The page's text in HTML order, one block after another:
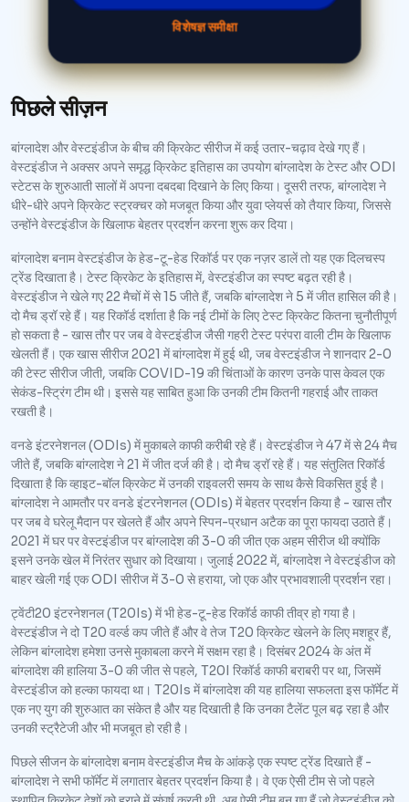
विशेषज्ञ समीक्षा
पिछले सीज़न
बांग्लादेश और वेस्टइंडीज के बीच की क्रिकेट सीरीज में कई उतार-चढ़ाव देखे गए हैं।
वेस्टइंडीज ने अक्सर अपने समृद्ध क्रिकेट इतिहास का उपयोग बांग्लादेश के टेस्ट और ODI
स्टेटस के शुरुआती सालों में अपना दबदबा दिखाने के लिए किया। दूसरी तरफ, बांग्लादेश ने
धीरे-धीरे अपने क्रिकेट स्ट्रक्चर को मजबूत किया और युवा प्लेयर्स को तैयार किया, जिससे
उन्होंने वेस्टइंडीज के खिलाफ बेहतर प्रदर्शन करना शुरू कर दिया।
बांग्लादेश बनाम वेस्टइंडीज के हेड-टू-हेड रिकॉर्ड पर एक नज़र डालें तो यह एक दिलचस्प
ट्रेंड दिखाता है। टेस्ट क्रिकेट के इतिहास में, वेस्टइंडीज का स्पष्ट बढ़त रही है।
वेस्टइंडीज ने खेले गए 22 मैचों में से 15 जीते हैं, जबकि बांग्लादेश ने 5 में जीत हासिल की है।
दो मैच ड्रॉ रहे हैं। यह रिकॉर्ड दर्शाता है कि नई टीमों के लिए टेस्ट क्रिकेट कितना चुनौतीपूर्ण
हो सकता है - खास तौर पर जब वे वेस्टइंडीज जैसी गहरी टेस्ट परंपरा वाली टीम के खिलाफ
खेलती हैं। एक खास सीरीज 2021 में बांग्लादेश में हुई थी, जब वेस्टइंडीज ने शानदार 2-0
की टेस्ट सीरीज जीती, जबकि COVID-19 की चिंताओं के कारण उनके पास केवल एक
सेकंड-स्ट्रिंग टीम थी। इससे यह साबित हुआ कि उनकी टीम कितनी गहराई और ताकत
रखती है।
वनडे इंटरनेशनल (ODIs) में मुकाबले काफी करीबी रहे हैं। वेस्टइंडीज ने 47 में से 24 मैच
जीते हैं, जबकि बांग्लादेश ने 21 में जीत दर्ज की है। दो मैच ड्रॉ रहे हैं। यह संतुलित रिकॉर्ड
दिखाता है कि व्हाइट-बॉल क्रिकेट में उनकी राइवलरी समय के साथ कैसे विकसित हुई है।
बांग्लादेश ने आमतौर पर वनडे इंटरनेशनल (ODIs) में बेहतर प्रदर्शन किया है - खास तौर
पर जब वे घरेलू मैदान पर खेलते हैं और अपने स्पिन-प्रधान अटैक का पूरा फायदा उठाते हैं।
2021 में घर पर वेस्टइंडीज पर बांग्लादेश की 3-0 की जीत एक अहम सीरीज थी क्योंकि
इसने उनके खेल में निरंतर सुधार को दिखाया। जुलाई 2022 में, बांग्लादेश ने वेस्टइंडीज को
बाहर खेली गई एक ODI सीरीज में 3-0 से हराया, जो एक और प्रभावशाली प्रदर्शन रहा।
ट्वेंटी20 इंटरनेशनल (T20Is) में भी हेड-टू-हेड रिकॉर्ड काफी तीव्र हो गया है।
वेस्टइंडीज ने दो T20 वर्ल्ड कप जीते हैं और वे तेज T20 क्रिकेट खेलने के लिए मशहूर हैं,
लेकिन बांग्लादेश हमेशा उनसे मुकाबला करने में सक्षम रहा है। दिसंबर 2024 के अंत में
बांग्लादेश की हालिया 3-0 की जीत से पहले, T20I रिकॉर्ड काफी बराबरी पर था, जिसमें
वेस्टइंडीज को हल्का फायदा था। T20Is में बांग्लादेश की यह हालिया सफलता इस फॉर्मेट में
एक नए युग की शुरुआत का संकेत है और यह दिखाती है कि उनका टैलेंट पूल बढ़ रहा है और
उनकी स्ट्रैटेजी और भी मजबूत हो रही है।
पिछले सीजन के बांग्लादेश बनाम वेस्टइंडीज मैच के आंकड़े एक स्पष्ट ट्रेंड दिखाते हैं -
बांग्लादेश ने सभी फॉर्मेट में लगातार बेहतर प्रदर्शन किया है। वे एक ऐसी टीम से जो पहले